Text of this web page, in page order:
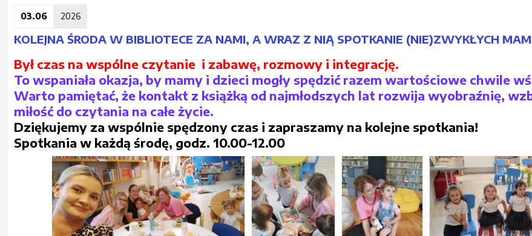
03.06 2026
KOLEJNA ŚRODA W BIBLIOTECE ZA NAMI, A WRAZ Z NIĄ SPOTKANIE (NIE)ZWYKŁYCH
Był czas na wspólne czytanie i zabawę, rozmowy i integrację.
To wspaniała okazja, by mamy i dzieci mogły spędzić razem wartościowe chwile
Warto pamiętać, że kontakt z książką od najmłodszych lat rozwija wyobraźnię,
miłość do czytania na całe życie.
Dziękujemy za wspólnie spędzony czas i zapraszamy na kolejne spotkania!
Spotkania w każdą środę, godz. 10.00-12.00